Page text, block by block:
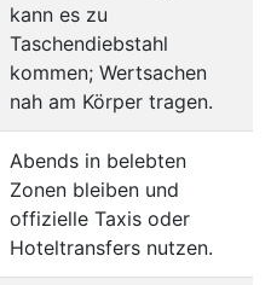
kann es zu
Taschendiebstahl
kommen; Wertsachen
nah am Körper tragen.
Abends in belebten
Zonen bleiben und
offizielle Taxis oder
Hoteltransfers nutzen.